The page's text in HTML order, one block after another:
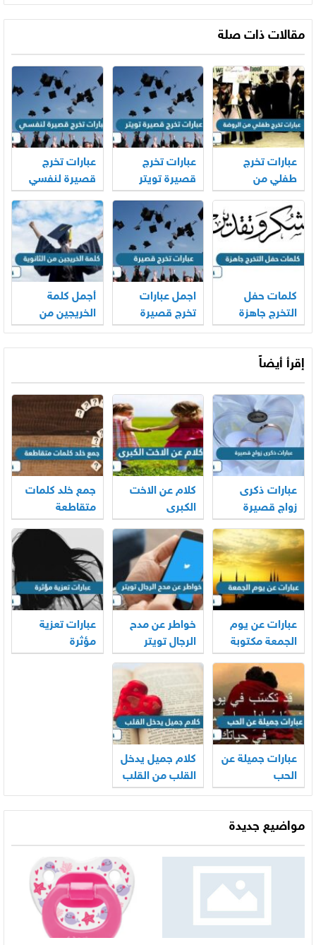
مقالات ذات صلة
عبارات تخرج
طفلي من
الروضة 2026
عبارات تخرج
قصيرة تويتر
عبارات تخرج
قصيرة لنفسي
كلمات حفل
التخرج جاهزة
اجمل عبارات
تخرج قصيرة
أجمل كلمة
الخريجين من
الثانوية العامة
مميزة
إقرأ أيضاً
عبارات ذكرى
زواج قصيرة
كلام عن الاخت
الكبرى
جمع خلد كلمات
متقاطعة
عبارات عن يوم
الجمعة مكتوبة
خواطر عن مدح
الرجال تويتر
عبارات تعزية
مؤثرة
عبارات جميلة عن
الحب
كلام جميل يدخل
القلب من القلب
مواضيع جديدة